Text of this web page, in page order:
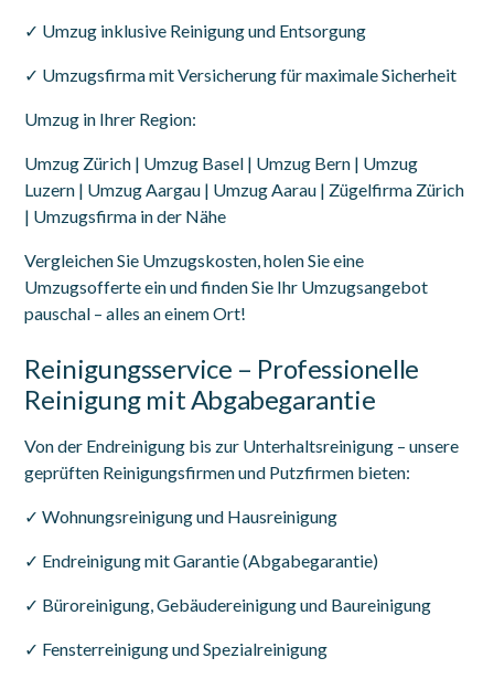
✓ Umzug inklusive Reinigung und Entsorgung
✓ Umzugsfirma mit Versicherung für maximale Sicherheit
Umzug in Ihrer Region:
Umzug Zürich | Umzug Basel | Umzug Bern | Umzug
Luzern | Umzug Aargau | Umzug Aarau | Zügelfirma Zürich
| Umzugsfirma in der Nähe
Vergleichen Sie Umzugskosten, holen Sie eine
Umzugsofferte ein und finden Sie Ihr Umzugsangebot
pauschal – alles an einem Ort!
Reinigungsservice – Professionelle
Reinigung mit Abgabegarantie
Von der Endreinigung bis zur Unterhaltsreinigung – unsere
geprüften Reinigungsfirmen und Putzfirmen bieten:
✓ Wohnungsreinigung und Hausreinigung
✓ Endreinigung mit Garantie (Abgabegarantie)
✓ Büroreinigung, Gebäudereinigung und Baureinigung
✓ Fensterreinigung und Spezialreinigung